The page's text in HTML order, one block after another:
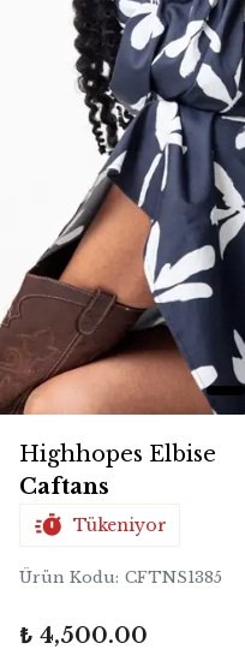
Highhopes Elbise
Caftans
Tükeniyor
Ürün Kodu: CFTNS1385
₺ 4,500.00